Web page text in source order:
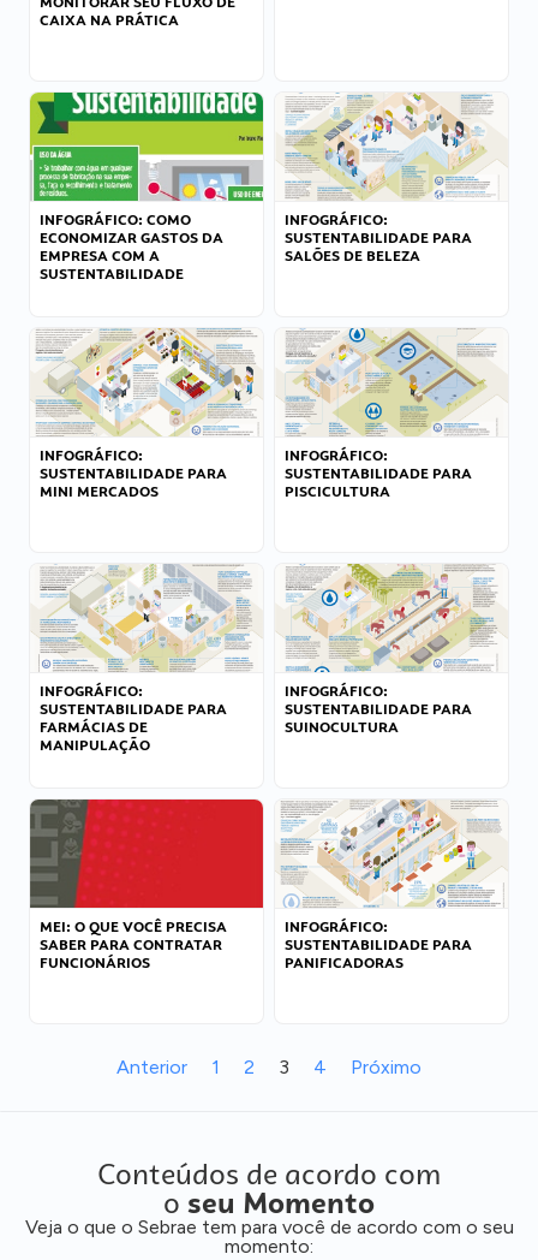
CAIXA NA PRÁTICA
INFOGRÁFICO: COMO
ECONOMIZAR GASTOS DA
EMPRESA COM A
SUSTENTABILIDADE
INFOGRÁFICO:
SUSTENTABILIDADE PARA
SALÕES DE BELEZA
INFOGRÁFICO:
SUSTENTABILIDADE PARA
MINI MERCADOS
INFOGRÁFICO:
SUSTENTABILIDADE PARA
PISCICULTURA
INFOGRÁFICO:
SUSTENTABILIDADE PARA
FARMÁCIAS DE
MANIPULAÇÃO
INFOGRÁFICO:
SUSTENTABILIDADE PARA
SUINOCULTURA
MEI: O QUE VOCÊ PRECISA
SABER PARA CONTRATAR
FUNCIONÁRIOS
INFOGRÁFICO:
SUSTENTABILIDADE PARA
PANIFICADORAS
Anterior 1 2 3 4 Próximo
Conteúdos de acordo com
o seu Momento
Veja o que o Sebrae tem para você de acordo com o seu
momento: